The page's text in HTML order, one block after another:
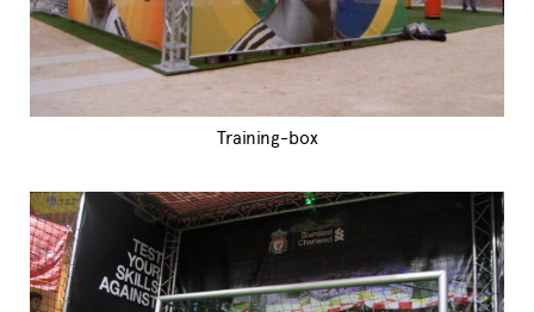
Training-box